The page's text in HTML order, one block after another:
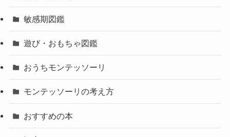
敏感期図鑑
遊び・おもちゃ図鑑
おうちモンテッソーリ
モンテッソーリの考え方
おすすめの本